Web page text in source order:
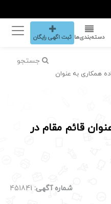
دسته‌بندی‌ها ثبت اگهی رایگان
جستجو
همکاری به عنوان
قائم مقام در
شماره آگهی: 451841